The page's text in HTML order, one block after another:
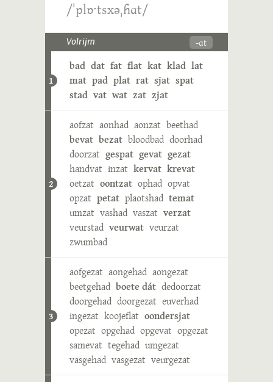
/ˈplɒˑtsxəˌɦɑt/
Volrijm -ɑt
1
bad dat fat flat kat klad lat
mat pad plat rat sjat spat
stad vat wat zat zjat
2
aofzat aonhad aonzat beethad
bevat bezat bloodbad doorhad
doorzat gespat gevat gezat
handvat inzat kervat krevat
oetzat oontzat ophad opvat
opzat petat plaotshad temat
umzat vashad vaszat verzat
veurstad veurwat veurzat
zwumbad
3
aofgezat aongehad aongezat
beetgehad boete dát dedoorzat
doorgehad doorgezat euverhad
ingezat koojeflat oondersjat
opezat opgehad opgevat opgezat
samevat tegehad umgezat
vasgehad vasgezat veurgezat